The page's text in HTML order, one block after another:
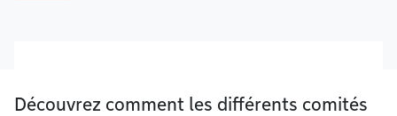
Découvrez comment les différents comités